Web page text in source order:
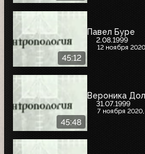
45:12
Павел Буре
2.08.1999
12 ноября
45:48
Вероника
31.07.1999
7 ноября